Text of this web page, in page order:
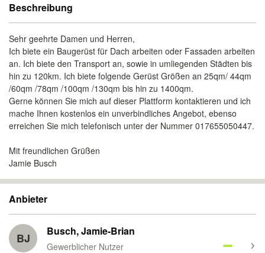
Beschreibung
Sehr geehrte Damen und Herren,
Ich biete ein Baugerüst für Dach arbeiten oder Fassaden arbeiten
an. Ich biete den Transport an, sowie in umliegenden Städten bis
hin zu 120km. Ich biete folgende Gerüst Größen an 25qm/ 44qm
/60qm /78qm /100qm /130qm bis hin zu 1400qm.
Gerne können Sie mich auf dieser Plattform kontaktieren und ich
mache Ihnen kostenlos ein unverbindliches Angebot, ebenso
erreichen Sie mich telefonisch unter der Nummer 017655050447.
Mit freundlichen Grüßen
Jamie Busch
Anbieter
BJ Busch, Jamie-Brian
Gewerblicher Nutzer